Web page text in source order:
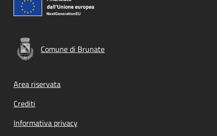
Comune di Brunate
Footer menu
Area riservata
Crediti
Informativa privacy